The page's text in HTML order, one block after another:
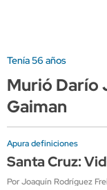
Tenía 56 años
Murió Darío
Gaiman
Apura definiciones
Santa Cruz:
Por Joaquín Rodríguez